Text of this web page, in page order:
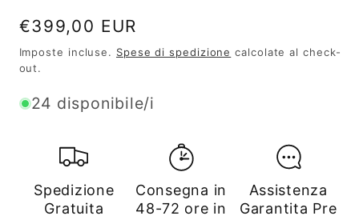
Prezzo
di
listino
€399,00 EUR
Imposte incluse. Spese di spedizione calcolate al check-
out.
24 disponibile/i
Spedizione
Gratuita
Consegna in
48-72 ore in
Assistenza
Garantita Pre